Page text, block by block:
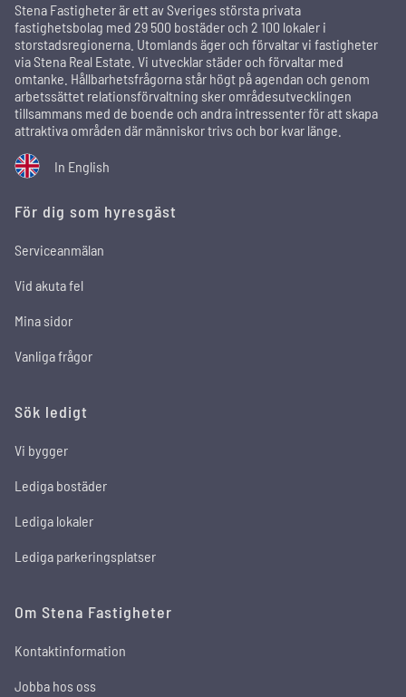
Stena Fastigheter är ett av Sveriges största privata
fastighetsbolag med 29 500 bostäder och 2 100 lokaler i
storstadsregionerna. Utomlands äger och förvaltar vi fastigheter
via Stena Real Estate. Vi utvecklar städer och förvaltar med
omtanke. Hållbarhetsfrågorna står högt på agendan och genom
arbetssättet relationsförvaltning sker områdesutvecklingen
tillsammans med de boende och andra intressenter för att skapa
attraktiva områden där människor trivs och bor kvar länge.
In English
För dig som hyresgäst
Serviceanmälan
Vid akuta fel
Mina sidor
Vanliga frågor
Sök ledigt
Vi bygger
Lediga bostäder
Lediga lokaler
Lediga parkeringsplatser
Om Stena Fastigheter
Kontaktinformation
Jobba hos oss